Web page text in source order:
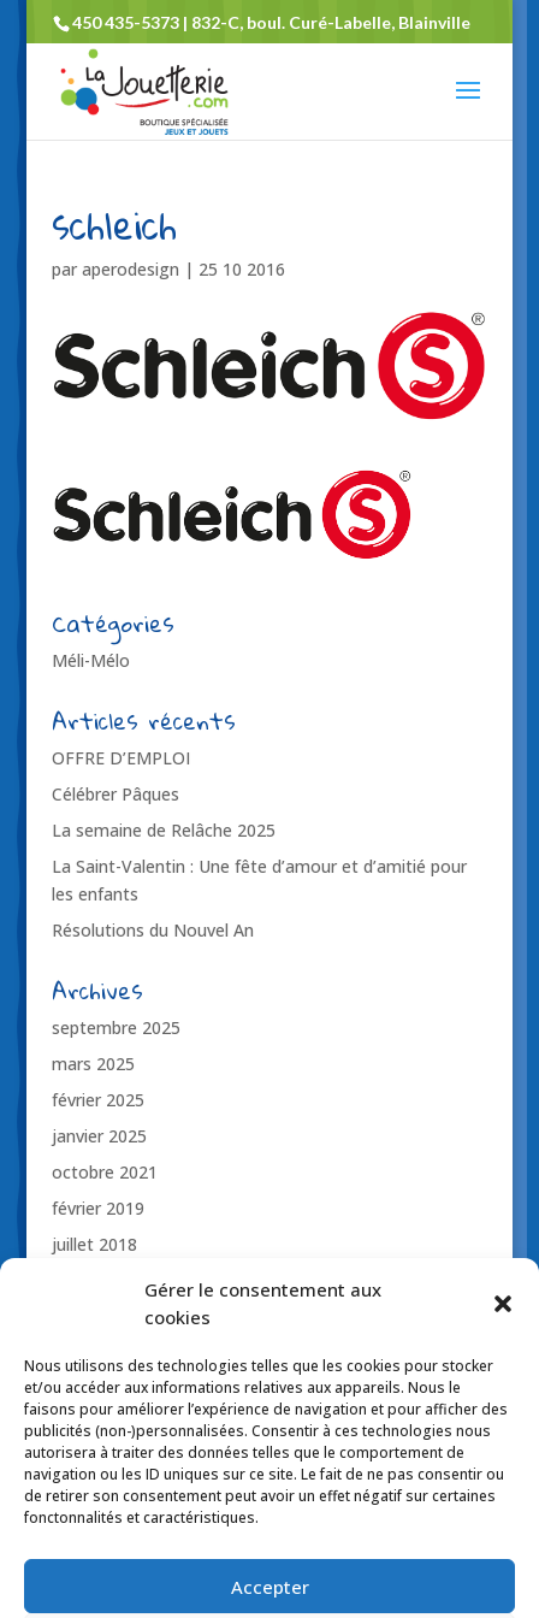
Gérer le consentement aux
cookies
Nous utilisons des technologies telles que les cookies pour stocker
et/ou accéder aux informations relatives aux appareils. Nous le
faisons pour améliorer l’expérience de navigation et pour afficher des
publicités (non-)personnalisées. Consentir à ces technologies nous
autorisera à traiter des données telles que le comportement de
navigation ou les ID uniques sur ce site. Le fait de ne pas consentir ou
de retirer son consentement peut avoir un effet négatif sur certaines
fonctonnalités et caractéristiques.
Accepter
450 435-5373 | 832-C, boul. Curé-Labelle, Blainville
schleich
par aperodesign | 25 10 2016
Catégories
Méli-Mélo
Articles récents
OFFRE D’EMPLOI
Célébrer Pâques
La semaine de Relâche 2025
La Saint-Valentin : Une fête d’amour et d’amitié pour
les enfants
Résolutions du Nouvel An
Archives
septembre 2025
mars 2025
février 2025
janvier 2025
octobre 2021
février 2019
juillet 2018
novembre 2017
octobre 2017
mars 2017
Politique de confidentialité
Politique de cookies (CA)
Politiques d’expédition
Politique de retour
Politique de coupon-rabais